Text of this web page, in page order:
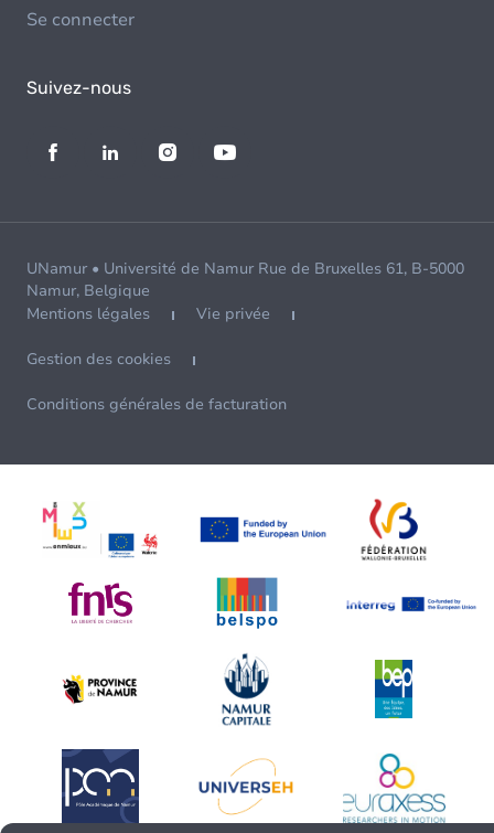
Se connecter
Suivez-nous
UNamur • Université de Namur Rue de Bruxelles 61, B-5000
Namur, Belgique
Mentions légales
Vie privée
Gestion des cookies
Conditions générales de facturation